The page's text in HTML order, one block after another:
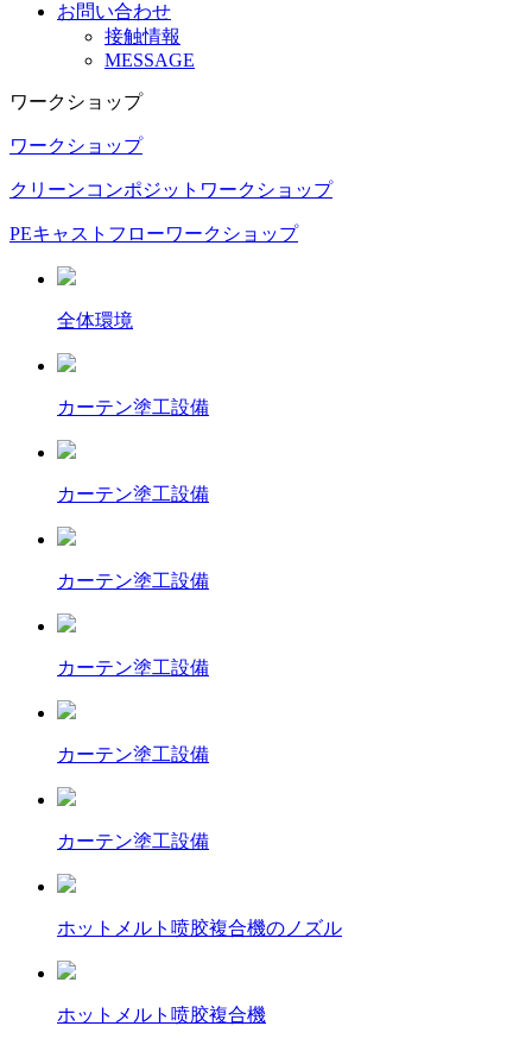
お問い合わせ
接触情報
MESSAGE
ワークショップ
ワークショップ
クリーンコンポジットワークショップ
PEキャストフローワークショップ
全体環境
カーテン塗工設備
カーテン塗工設備
カーテン塗工設備
カーテン塗工設備
カーテン塗工設備
カーテン塗工設備
ホットメルト喷胶複合機のノズル
ホットメルト喷胶複合機